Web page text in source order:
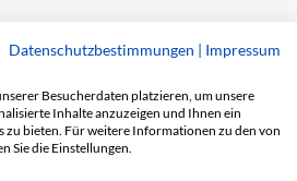
Datenschutzbestimmungen | Impressum
Besucherdaten platzieren, um unsere
Inhalte anzuzeigen und Ihnen ein
zu bieten. Für weitere Informationen zu den von
Sie die Einstellungen.